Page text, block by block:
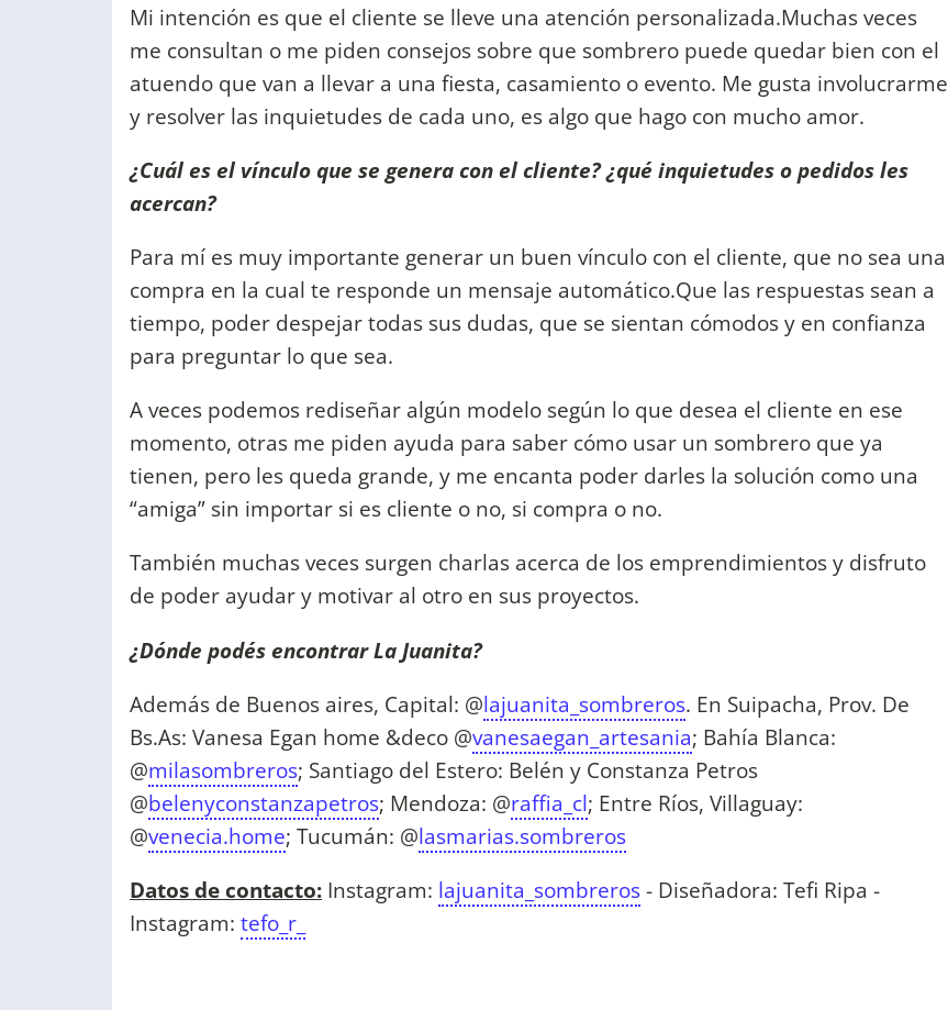
Mi intención es que el cliente se lleve una atención personalizada.Muchas veces
me consultan o me piden consejos sobre que sombrero puede quedar bien con el
atuendo que van a llevar a una fiesta, casamiento o evento. Me gusta involucrarme
y resolver las inquietudes de cada uno, es algo que hago con mucho amor.
¿Cuál es el vínculo que se genera con el cliente? ¿qué inquietudes o pedidos les
acercan?
Para mí es muy importante generar un buen vínculo con el cliente, que no sea una
compra en la cual te responde un mensaje automático.Que las respuestas sean a
tiempo, poder despejar todas sus dudas, que se sientan cómodos y en confianza
para preguntar lo que sea.
A veces podemos rediseñar algún modelo según lo que desea el cliente en ese
momento, otras me piden ayuda para saber cómo usar un sombrero que ya
tienen, pero les queda grande, y me encanta poder darles la solución como una
“amiga” sin importar si es cliente o no, si compra o no.
También muchas veces surgen charlas acerca de los emprendimientos y disfruto
de poder ayudar y motivar al otro en sus proyectos.
¿Dónde podés encontrar La Juanita?
Además de Buenos aires, Capital: @lajuanita_sombreros. En Suipacha, Prov. De
Bs.As: Vanesa Egan home &deco @vanesaegan_artesania; Bahía Blanca:
@milasombreros; Santiago del Estero: Belén y Constanza Petros
@belenyconstanzapetros; Mendoza: @raffia_cl; Entre Ríos, Villaguay:
@venecia.home; Tucumán: @lasmarias.sombreros
Datos de contacto: Instagram: lajuanita_sombreros- Diseñadora: Tefi Ripa -
Instagram: tefo_r_